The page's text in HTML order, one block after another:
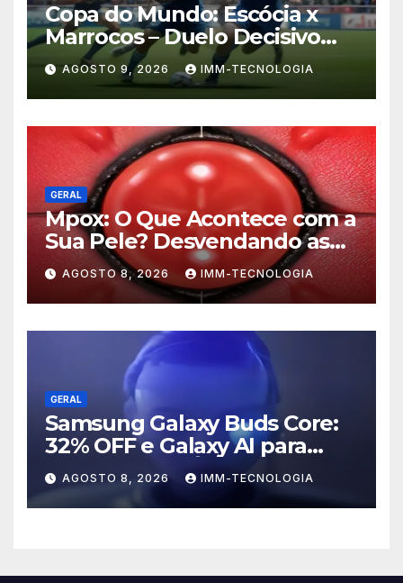
Copa do Mundo: Escócia x
Marrocos – Duelo Decisivo
pela Liderança do Grupo
AGOSTO 9, 2026 IMM-TECNOLOGIA
GERAL
Mpox: O Que Acontece com a
Sua Pele? Desvendando as
Lesões e Estratégias de
Prevenção
AGOSTO 8, 2026 IMM-TECNOLOGIA
GERAL
Samsung Galaxy Buds Core:
32% OFF e Galaxy AI para
Turbinar Seu Áudio!
AGOSTO 8, 2026 IMM-TECNOLOGIA